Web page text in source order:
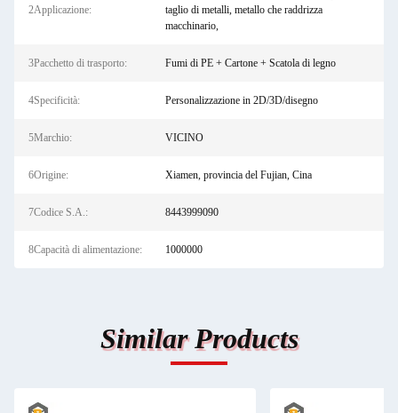
2Applicazione:
taglio di metalli, metallo che raddrizza
macchinario,
3Pacchetto di trasporto: Fumi di PE + Cartone + Scatola di legno
4Specificità: Personalizzazione in 2D/3D/disegno
5Marchio: VICINO
6Origine: Xiamen, provincia del Fujian, Cina
7Codice S.A.: 8443999090
8Capacità di alimentazione: 1000000
Similar Products